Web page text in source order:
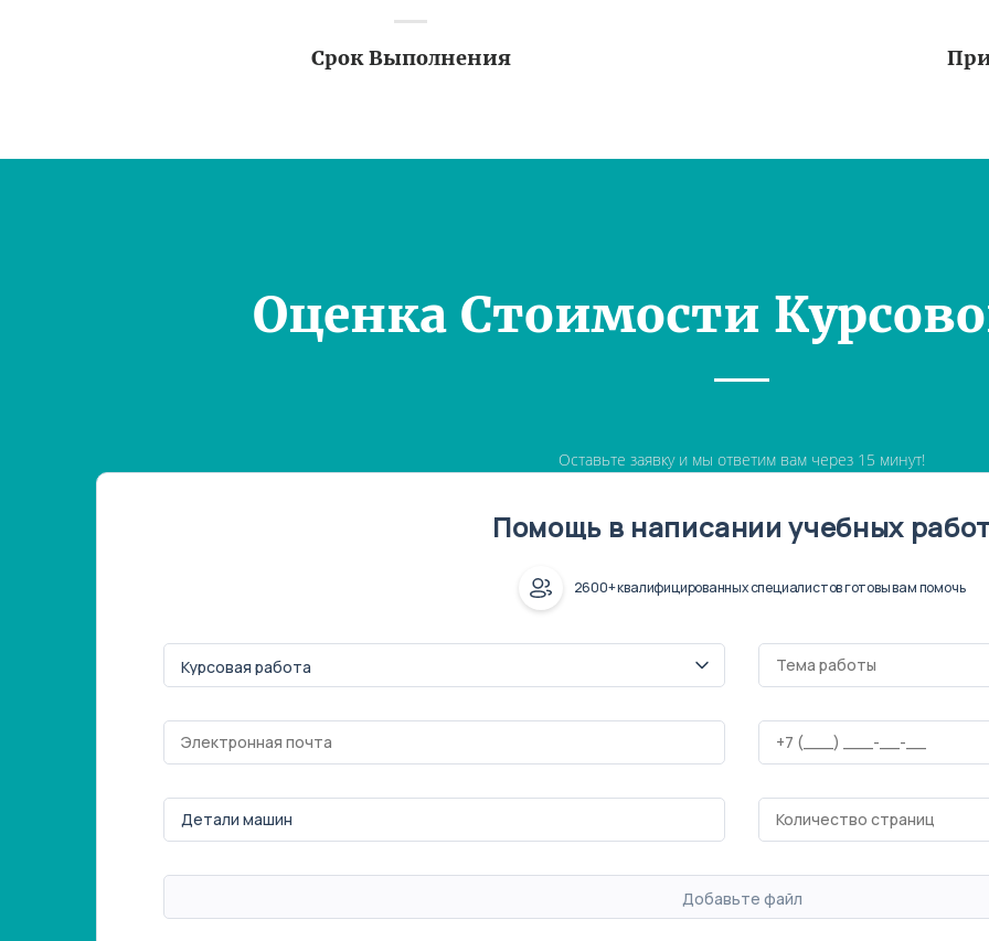
Срок Выполнения
Оценка Стоимости
Оставьте заявку и мы ответим вам через 15 минут!
Помощь в написании учебных
2600+ квалифицированных специалистов готовы вам помочь
Добавьте файл